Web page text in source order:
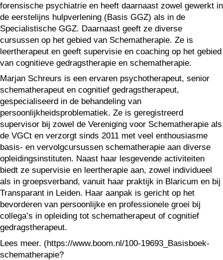
forensische psychiatrie en heeft daarnaast zowel gewerkt in
de eerstelijns hulpverlening (Basis GGZ) als in de
Specialistische GGZ. Daarnaast geeft ze diverse
cursussen op het gebied van Schematherapie. Ze is
leertherapeut en geeft supervisie en coaching op het gebied
van cognitieve gedragstherapie en schematherapie.
Marjan Schreurs is een ervaren psychotherapeut, senior
schematherapeut en cognitief gedragstherapeut,
gespecialiseerd in de behandeling van
persoonlijkheidsproblematiek. Ze is geregistreerd
supervisor bij zowel de Vereniging voor Schematherapie als
de VGCt en verzorgt sinds 2011 met veel enthousiasme
basis- en vervolgcursussen schematherapie aan diverse
opleidingsinstituten. Naast haar lesgevende activiteiten
biedt ze supervisie en leertherapie aan, zowel individueel
als in groepsverband, vanuit haar praktijk in Blaricum en bij
Transparant in Leiden. Haar aanpak is gericht op het
bevorderen van persoonlijke en professionele groei bij
collega’s in opleiding tot schematherapeut of cognitief
gedragstherapeut.
Lees meer. (https://www.boom.nl/100-19693_Basisboek-
schematherapie?